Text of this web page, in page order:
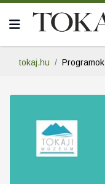
tokaj.hu Programok